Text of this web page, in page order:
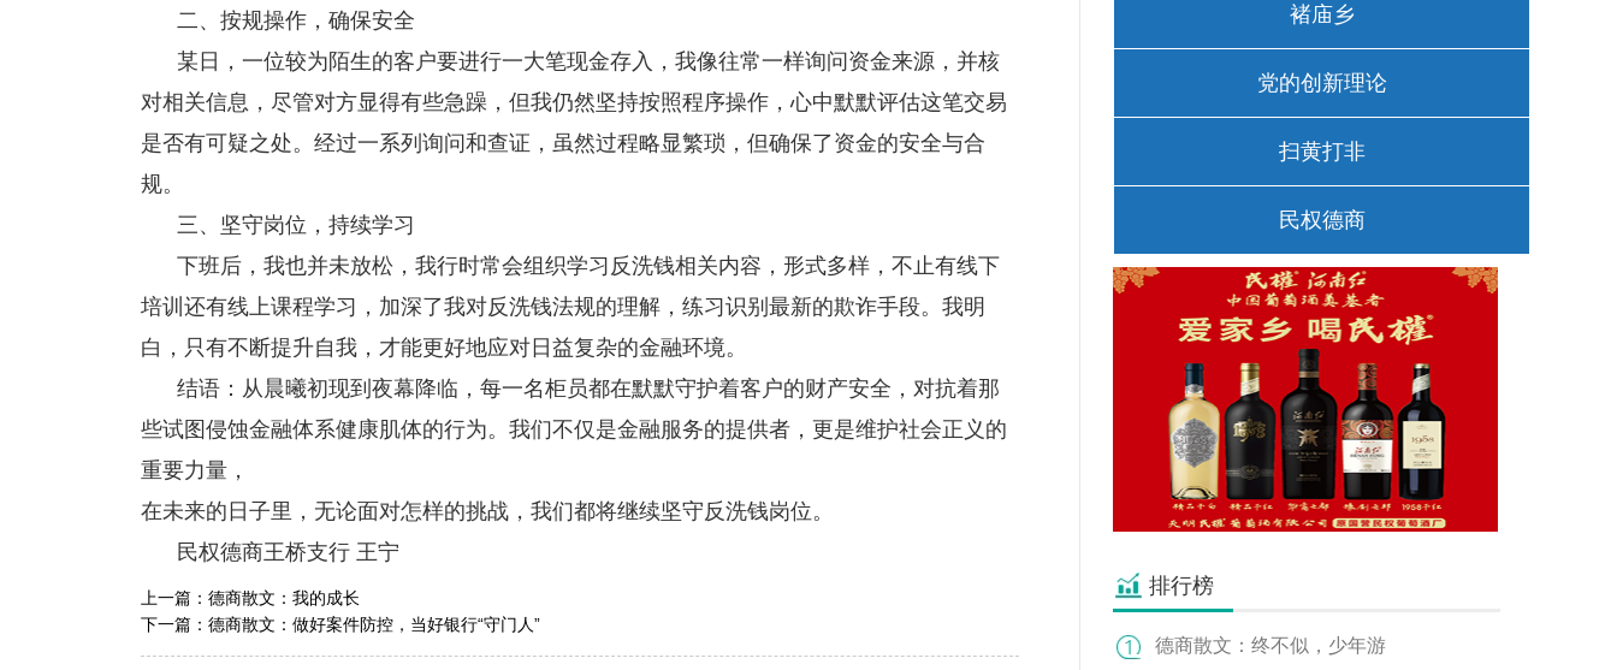
二、按规操作，确保安全
某日，一位较为陌生的客户要进行一大笔现金存入，我像往常一样询问资金来源，并核
对相关信息，尽管对方显得有些急躁，但我仍然坚持按照程序操作，心中默默评估这笔交易
是否有可疑之处。经过一系列询问和查证，虽然过程略显繁琐，但确保了资金的安全与合
规。
三、坚守岗位，持续学习
下班后，我也并未放松，我行时常会组织学习反洗钱相关内容，形式多样，不止有线下
培训还有线上课程学习，加深了我对反洗钱法规的理解，练习识别最新的欺诈手段。我明
白，只有不断提升自我，才能更好地应对日益复杂的金融环境。
结语：从晨曦初现到夜幕降临，每一名柜员都在默默守护着客户的财产安全，对抗着那
些试图侵蚀金融体系健康肌体的行为。我们不仅是金融服务的提供者，更是维护社会正义的
重要力量，
在未来的日子里，无论面对怎样的挑战，我们都将继续坚守反洗钱岗位。
民权德商王桥支行 王宁
上一篇： 德商散文：我的成长
下一篇： 德商散文：做好案件防控，当好银行“守门人”
褚庙乡
党的创新理论
扫黄打非
民权德商
排行榜
德商散文：终不似，少年游